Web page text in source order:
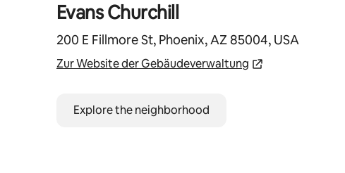
Evans Churchill
200 E Fillmore St, Phoenix, AZ 85004, USA
Zur Website der Gebäudeverwaltung
Explore the neighborhood